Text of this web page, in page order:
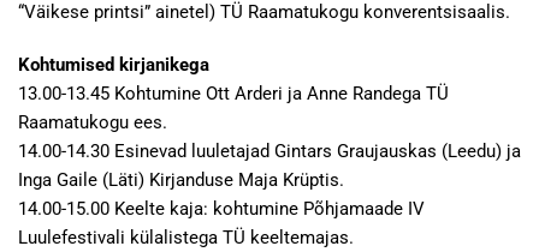
“Väikese printsi” ainetel) TÜ Raamatukogu konverentsisaalis.
Kohtumised kirjanikega
13.00-13.45 Kohtumine Ott Arderi ja Anne Randega TÜ
Raamatukogu ees.
14.00-14.30 Esinevad luuletajad Gintars Graujauskas (Leedu) ja
Inga Gaile (Läti) Kirjanduse Maja Krüptis.
14.00-15.00 Keelte kaja: kohtumine Põhjamaade IV
Luulefestivali külalistega TÜ keeltemajas.